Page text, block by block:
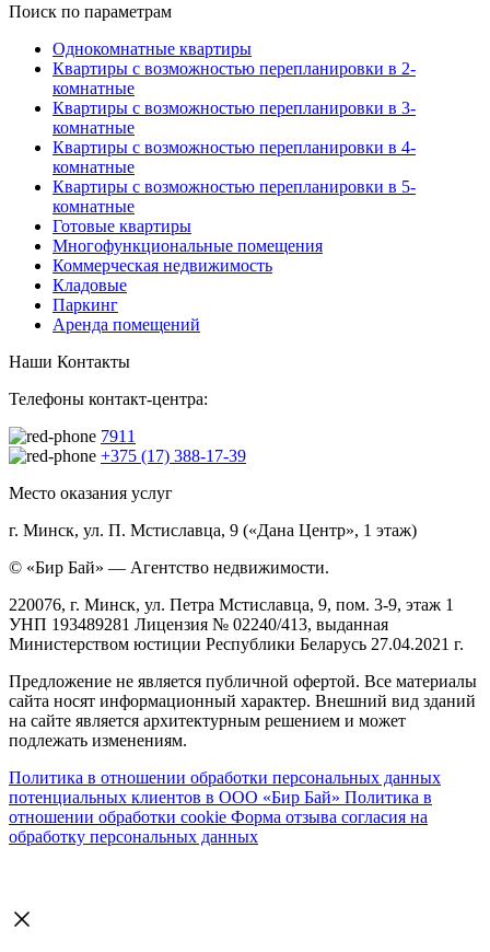
Поиск по параметрам
Однокомнатные квартиры
Квартиры с возможностью перепланировки в 2-
комнатные
Квартиры с возможностью перепланировки в 3-
комнатные
Квартиры с возможностью перепланировки в 4-
комнатные
Квартиры с возможностью перепланировки в 5-
комнатные
Готовые квартиры
Многофункциональные помещения
Коммерческая недвижимость
Кладовые
Паркинг
Аренда помещений
Наши Контакты
Телефоны контакт-центра:
7911
+375 (17) 388-17-39
Место оказания услуг
г. Минск, ул. П. Мстиславца, 9 («Дана Центр», 1 этаж)
© «Бир Бай» — Агентство недвижимости.
220076, г. Минск, ул. Петра Мстиславца, 9, пом. 3-9, этаж 1
УНП 193489281 Лицензия № 02240/413, выданная
Министерством юстиции Республики Беларусь 27.04.2021 г.
Предложение не является публичной офертой. Все материалы
сайта носят информационный характер. Внешний вид зданий
на сайте является архитектурным решением и может
подлежать изменениям.
Политика в отношении обработки персональных данных
потенциальных клиентов в ООО «Бир Бай» Политика в
отношении обработки cookie Форма отзыва согласия на
обработку персональных данных